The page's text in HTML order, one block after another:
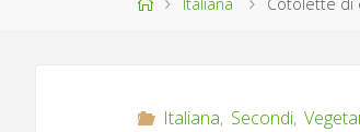
Italiana, Secondi,